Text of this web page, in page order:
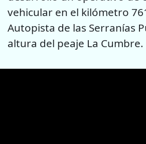
vehicular en el kilómetro
Autopista de las Serranías
altura del peaje La Cumbre.